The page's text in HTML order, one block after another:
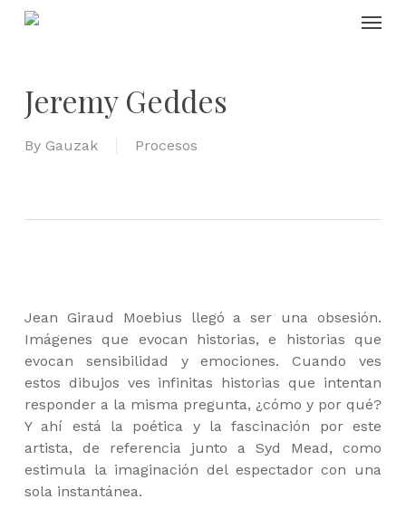
Skip
Jeremy Geddes
By Gauzak Procesos
Jean Giraud Moebius llegó a ser una obsesión.
Imágenes que evocan historias, e historias que
evocan sensibilidad y emociones. Cuando ves
estos dibujos ves infinitas historias que intentan
responder a la misma pregunta, ¿cómo y por qué?
Y ahí está la poética y la fascinación por este
artista, de referencia junto a Syd Mead, como
estimula la imaginación del espectador con una
sola instantánea.